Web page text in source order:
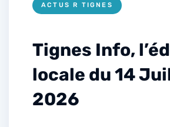
ACTUS R TIGNES
Tignes Info,
locale du 14
2026